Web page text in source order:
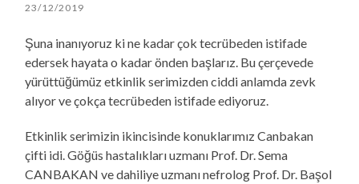
23/12/2019
Şuna inanıyoruz ki ne kadar çok tecrübeden istifade
edersek hayata o kadar önden başlarız. Bu çerçevede
yürüttüğümüz etkinlik serimizden ciddi anlamda zevk
alıyor ve çokça tecrübeden istifade ediyoruz.
Etkinlik serimizin ikincisinde konuklarımız Canbakan
çifti idi. Göğüs hastalıkları uzmanı Prof. Dr. Sema
CANBAKAN ve dahiliye uzmanı nefrolog Prof. Dr. Başol